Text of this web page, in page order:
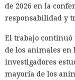
menos 165
AT&T,
grandes de
La magnitud de
AT&T se trató de
de 2026 en la
responsabilidad y
El trabajo continuó
de los animales en
investigadores
mayoría de los